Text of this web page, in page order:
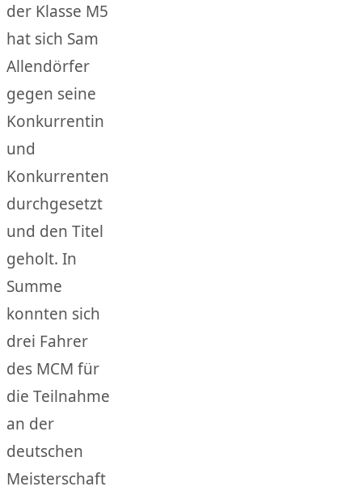
der Klasse M5
hat sich Sam
Allendörfer
gegen seine
Konkurrentin
und
Konkurrenten
durchgesetzt
und den Titel
geholt. In
Summe
konnten sich
drei Fahrer
des MCM für
die Teilnahme
an der
deutschen
Meisterschaft